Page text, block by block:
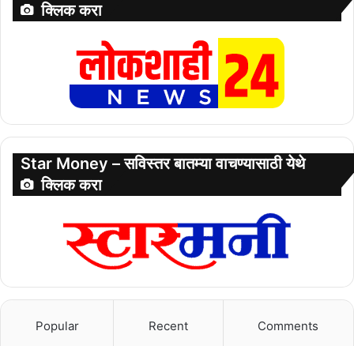
क्लिक करा
Star Money – सविस्तर बातम्या वाचण्यासाठी येथे
क्लिक करा
Popular Recent Comments